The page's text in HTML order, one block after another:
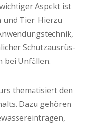
Aspekt ist
und Tier. Hier­zu
Schutz­aus­rüs­
bei Unfällen.
the­ma­ti­siert den
Dazu gehö­ren